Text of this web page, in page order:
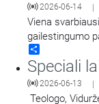
2026-06-14 |
Viena
gailestingumo
Chaanine
mūsų viltis“.
kongreso.
Speciali
2026-06-13 |
Teologo,